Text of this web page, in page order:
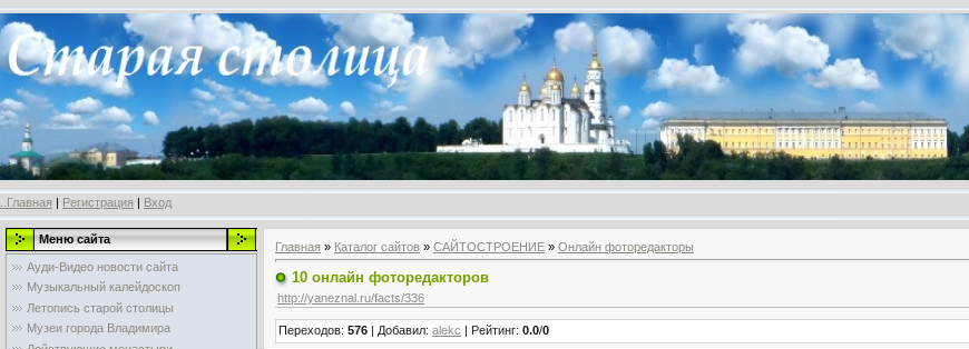
..Главная | Регистрация | Вход
Меню сайта
Ауди-Видео новости сайта
Музыкальный калейдоскоп
Летопись старой столицы
Музеи города Владимира
Главная » Каталог сайтов » САЙТОСТРОЕНИЕ » Онлайн фоторедакторы
10 онлайн фоторедакторов
http://yaneznal.ru/facts/336
Переходов: 576 | Добавил: alekc | Рейтинг: 0.0/0